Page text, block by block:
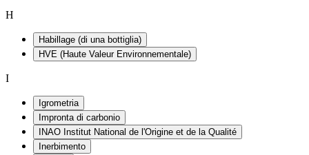
H
Habillage (di una bottiglia)
HVE (Haute Valeur Environnementale)
I
Igrometria
Impronta di carbonio
INAO Institut National de l'Origine et de la Qualité
Inerbimento